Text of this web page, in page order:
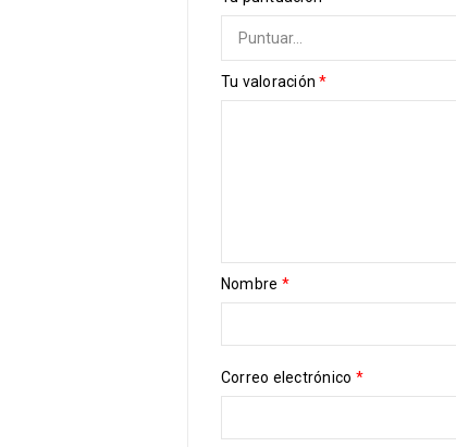
Tu valoración*
Nombre *
Correo electrónico *